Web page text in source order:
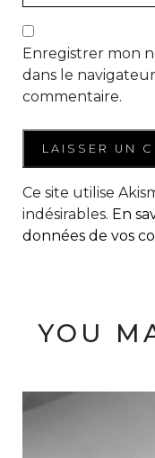
Enregistrer mon
dans le
commentaire.
Ce site utilise
indésirables. En
données de vos
YOU